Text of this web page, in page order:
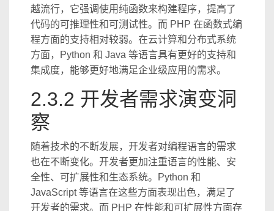
越流行，它强调使用纯函数来构建程序，提高了
代码的可推理性和可测试性。而 PHP 在函数式编
程方面的支持相对较弱。在云计算和分布式系统
方面，Python 和 Java 等语言具有更好的支持和
集成度，能够更好地满足企业级应用的需求。
2.3.2 开发者需求演变洞
察
随着技术的不断发展，开发者对编程语言的需求
也在不断变化。开发者更加注重语言的性能、安
全性、可扩展性和生态系统。Python 和
JavaScript 等语言在这些方面表现出色，满足了
开发者的需求。而 PHP 在性能和可扩展性方面存